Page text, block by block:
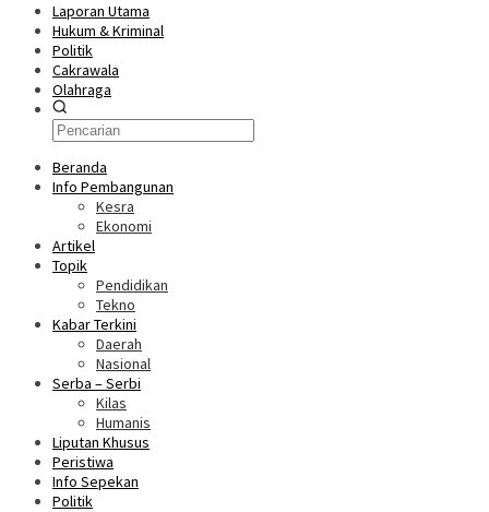
Laporan Utama
Hukum & Kriminal
Politik
Cakrawala
Olahraga
Beranda
Info Pembangunan
Kesra
Ekonomi
Artikel
Topik
Pendidikan
Tekno
Kabar Terkini
Daerah
Nasional
Serba – Serbi
Kilas
Humanis
Liputan Khusus
Peristiwa
Info Sepekan
Politik